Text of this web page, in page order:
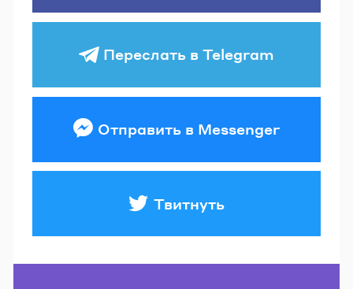
Переслать в Telegram
Отправить в Messenger
Твитнуть